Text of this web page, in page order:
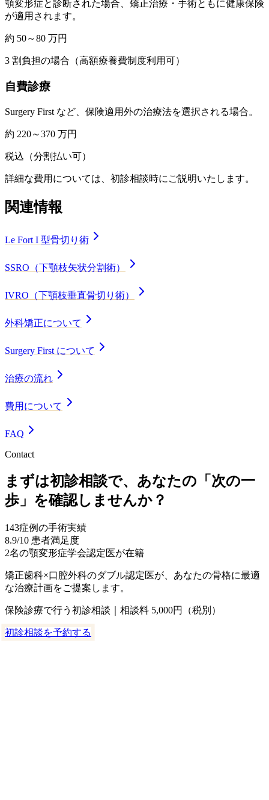
顎変形症と診断された場合、矯正治療・手術ともに健康保険
が適用されます。
約 50～80 万円
3 割負担の場合（高額療養費制度利用可）
自費診療
Surgery First など、保険適用外の治療法を選択される場合。
約 220～370 万円
税込（分割払い可）
詳細な費用については、初診相談時にご説明いたします。
関連情報
Le Fort I 型骨切り術
SSRO（下顎枝矢状分割術）
IVRO（下顎枝垂直骨切り術）
外科矯正について
Surgery First について
治療の流れ
費用について
FAQ
Contact
まずは初診相談で、あなたの「次の一
歩」を確認しませんか？
143症例の手術実績
8.9/10 患者満足度
2名の顎変形症学会認定医が在籍
矯正歯科×口腔外科のダブル認定医が、あなたの骨格に最適
な治療計画をご提案します。
保険診療で行う初診相談｜相談料 5,000円（税別）
初診相談を予約する